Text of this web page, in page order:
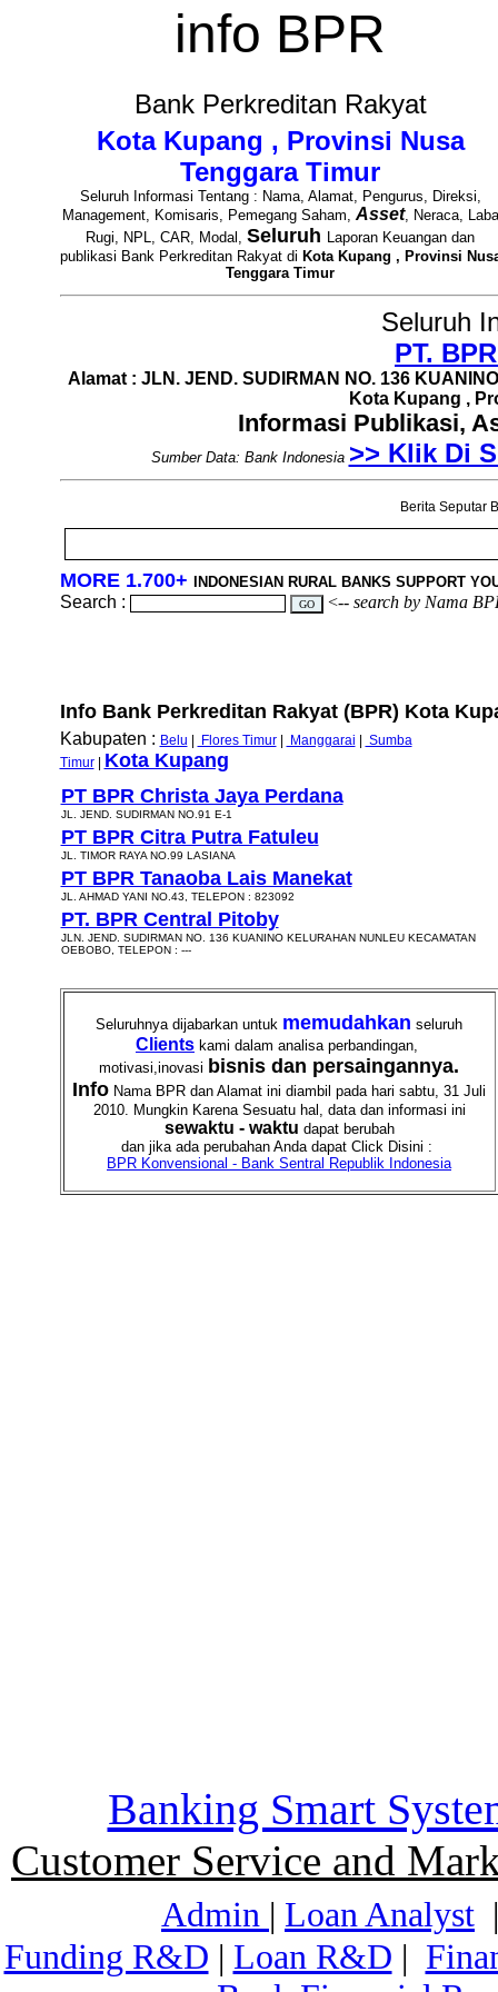
info BPR
Bank Perkreditan Rakyat
Kota Kupang , Provinsi Nusa
Tenggara Timur
Seluruh Informasi Tentang : Nama, Alamat, Pengurus, Direksi,
Management, Komisaris, Pemegang Saham,Asset, Neraca, Laba
Rugi, NPL, CAR, Modal, Seluruh Laporan Keuangan dan
publikasi Bank Perkreditan Rakyat di Kota Kupang , Provinsi
Tenggara Timur
Seluruh
PT.
Alamat : JLN. JEND. SUDIRMAN NO. 136
Kota Kupang ,
Informasi Publikasi,
Sumber Data: Bank Indonesia >> Klik Di
Berita Seputar
MORE 1.700+ INDONESIAN RURAL BANKS SUPPORT
Search : <-- search by Nama
Info Bank Perkreditan Rakyat (BPR) Kota
Kabupaten : Belu Flores Timur| Manggarai
Sumba
Timur|
Kota Kupang
PT BPR Christa Jaya Perdana
JL. JEND. SUDIRMAN NO.91 E-1
PT BPR Citra Putra Fatuleu
JL. TIMOR RAYA NO.99 LASIANA
PT BPR Tanaoba Lais Manekat
JL. AHMAD YANI NO.43, TELEPON : 823092
PT. BPR Central Pitoby
JLN. JEND. SUDIRMAN NO. 136 KUANINO KELURAHAN NUNLEU KECAMATAN
OEBOBO, TELEPON : ---
Seluruhnya dijabarkan untuk memudahkan seluruh
Clients kami dalam analisa perbandingan,
motivasi,inovasi bisnis dan persaingannya.
Info Nama BPR dan Alamat ini diambil pada hari sabtu, 31 Juli
2010. Mungkin Karena Sesuatu hal, data dan informasi ini
sewaktu - waktu dapat berubah
dan jika ada perubahan Anda dapat Click Disini :
BPR Konvensional - Bank Sentral Republik Indonesia
Banking Smart
Customer Service and
Admin | Loan Analyst
Funding R&D | Loan R&D |